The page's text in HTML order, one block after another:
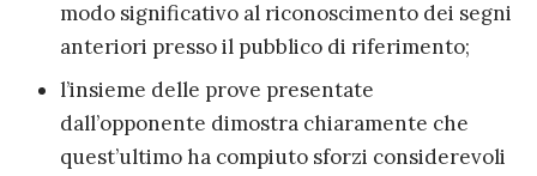
modo significativo al riconoscimento dei segni
anteriori presso il pubblico di riferimento;
l’insieme delle prove presentate
dall’opponente dimostra chiaramente che
quest’ultimo ha compiuto sforzi considerevoli